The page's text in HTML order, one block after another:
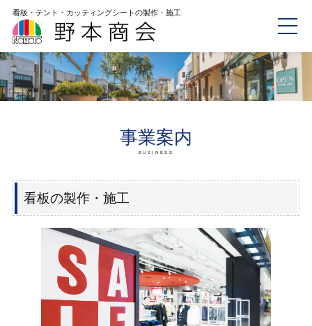
看板・テント・カッティングシートの製作・施工
事業案内
BUSINESS
看板の製作・施工